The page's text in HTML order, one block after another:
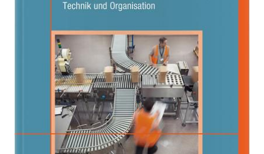
Organisation
Martin Schmauder,Birgit Spanner-Ulmer
Verlag: Hanser, Carl 18.03.2022
Buch 526 Seiten
Hardcover
ISBN: 978-3-
44647106-1